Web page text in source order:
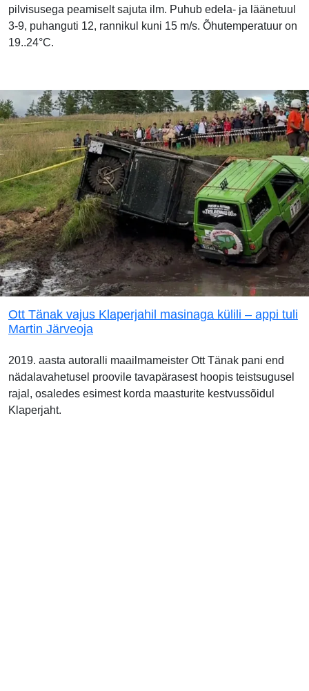
pilvisusega peamiselt sajuta ilm. Puhub edela- ja läänetuul
3-9, puhanguti 12, rannikul kuni 15 m/s. Õhutemperatuur on
19..24°C.
Ott Tänak vajus Klaperjahil masinaga külili – appi tuli
Martin Järveoja
2019. aasta autoralli maailmameister Ott Tänak pani end
nädalavahetusel proovile tavapärasest hoopis teistsugusel
rajal, osaledes esimest korda maasturite kestvussõidul
Klaperjaht.